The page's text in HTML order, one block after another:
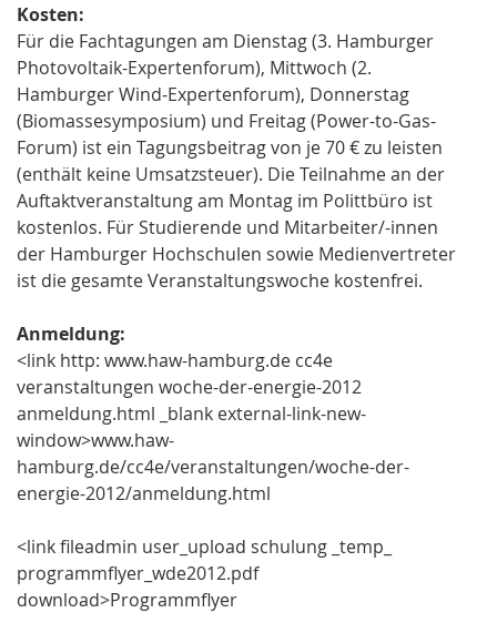
Kosten:
Für die Fachtagungen am Dienstag (3. Hamburger
Photovoltaik-Expertenforum), Mittwoch (2.
Hamburger Wind-Expertenforum), Donnerstag
(Biomassesymposium) und Freitag (Power-to-Gas-
Forum) ist ein Tagungsbeitrag von je 70 € zu leisten
(enthält keine Umsatzsteuer). Die Teilnahme an der
Auftaktveranstaltung am Montag im Polittbüro ist
kostenlos. Für Studierende und Mitarbeiter/-innen
der Hamburger Hochschulen sowie Medienvertreter
ist die gesamte Veranstaltungswoche kostenfrei.
Anmeldung:
<link http: www.haw-hamburg.de cc4e
veranstaltungen woche-der-energie-2012
anmeldung.html _blank external-link-new-
window>www.haw-
hamburg.de/cc4e/veranstaltungen/woche-der-
energie-2012/anmeldung.html
<link fileadmin user_upload schulung _temp_
programmflyer_wde2012.pdf
download>Programmflyer